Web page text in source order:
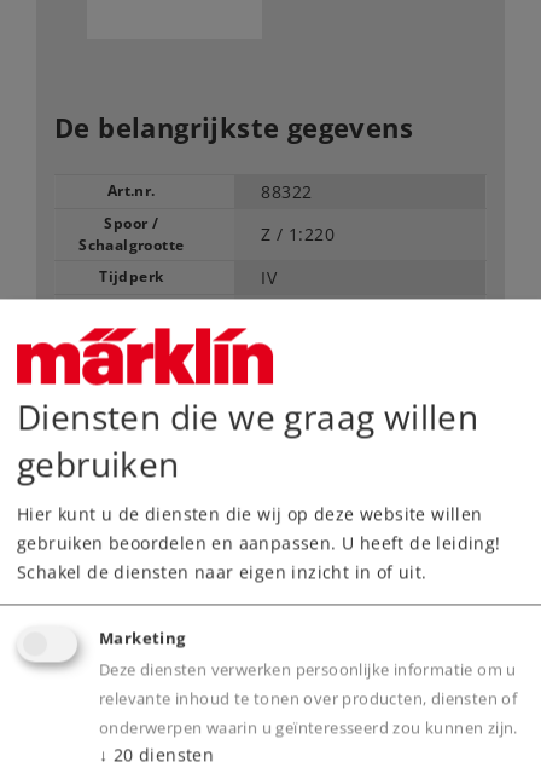
De belangrijkste gegevens
Art.nr. 88322
Spoor /
Schaalgrootte
Z / 1:220
Tijdperk IV
259,00 €
Tijdelijk niet leverbaar.
Dealer zoeken
Downloads
Onderdelen bestellen
Diensten die we graag willen
gebruiken
Hier kunt u de diensten die wij op deze website willen
gebruiken beoordelen en aanpassen. U heeft de leiding!
Schakel de diensten naar eigen inzicht in of uit.
Marketing
Deze diensten verwerken persoonlijke informatie om u
relevante inhoud te tonen over producten, diensten of
onderwerpen waarin u geïnteresseerd zou kunnen zijn.
↓ 20 diensten